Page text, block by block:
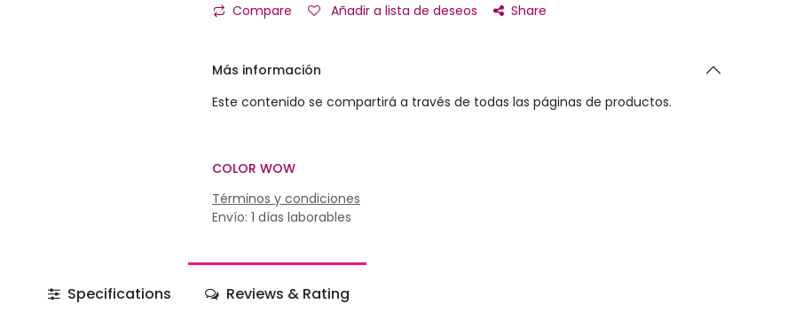
Compare Añadir a lista de deseos Share
Más información
Este contenido se compartirá a través de todas las páginas de productos.
COLOR WOW
Términos y condiciones
Envío: 1 días laborables
Specifications Reviews & Rating